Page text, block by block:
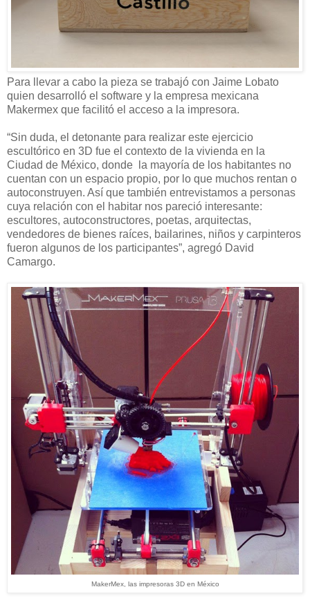
Para llevar a cabo la pieza se trabajó con Jaime Lobato
quien desarrolló el software y la empresa mexicana
Makermex que facilitó el acceso a la impresora.
“Sin duda, el detonante para realizar este ejercicio
escultórico en 3D fue el contexto de la vivienda en la
Ciudad de México, donde la mayoría de los habitantes no
cuentan con un espacio propio, por lo que muchos rentan o
autoconstruyen. Así que también entrevistamos a personas
cuya relación con el habitar nos pareció interesante:
escultores, autoconstructores, poetas, arquitectas,
vendedores de bienes raíces, bailarines, niños y carpinteros
fueron algunos de los participantes”, agregó David
Camargo.
MakerMex, las impresoras 3D en México